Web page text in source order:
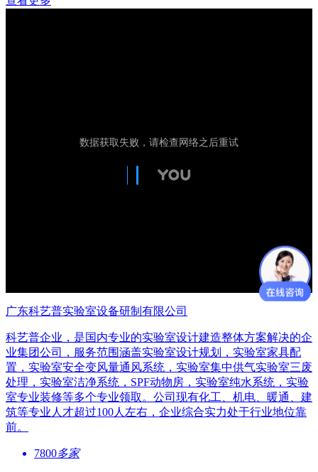
广东科艺普实验室设备研制有限公司
科艺普企业，是国内专业的实验室设计建造整体方案解决的企
业集团公司，服务范围涵盖实验室设计规划，实验室家具配
置，实验室安全变风量通风系统，实验室集中供气实验室三废
处理，实验室洁净系统，SPF动物房，实验室纯水系统，实验
室专业装修等多个专业领取。公司现有化工、机电、暖通、建
筑等专业人才超过100人左右，企业综合实力处于行业地位靠
前。
7800多家